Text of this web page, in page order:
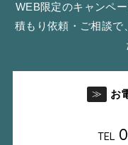
WEB限定のキャンペ
積もり依頼・ご相談で
≫ お
TEL